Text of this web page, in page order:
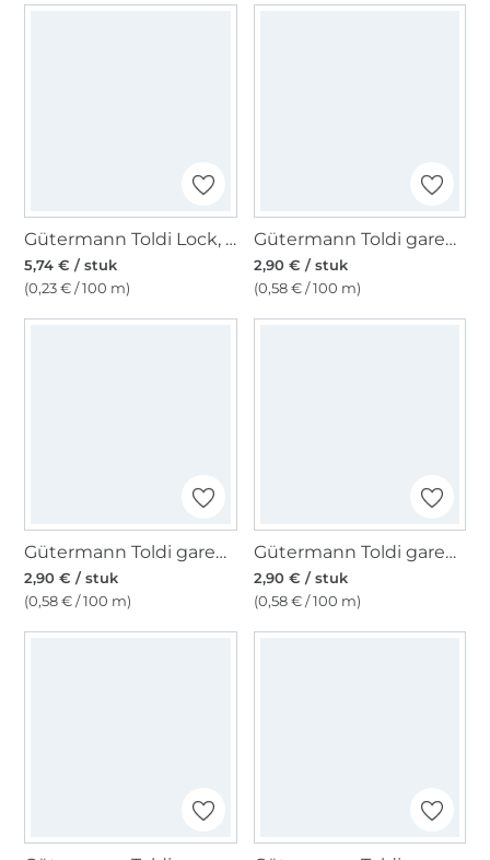
Gütermann Toldi Lock, grijs
5,74 € / stuk
(0,23 € / 100 m)
Gütermann Toldi garen, 500 m lila
2,90 € / stuk
(0,58 € / 100 m)
Gütermann Toldi garen, 500 m oranje
2,90 € / stuk
(0,58 € / 100 m)
Gütermann Toldi garen, 500 m donkerbruin
2,90 € / stuk
(0,58 € / 100 m)